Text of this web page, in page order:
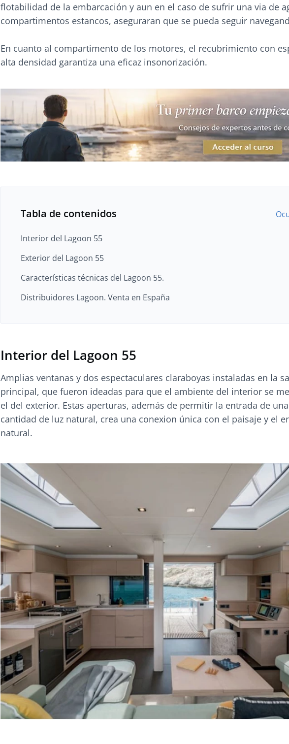
flotabilidad de la embarcación y aun en el caso de sufrir una via de
compartimentos estancos, aseguraran que se pueda seguir
En cuanto al compartimento de los motores, el recubrimiento con
alta densidad garantiza una eficaz insonorización.
Tabla de contenidos
Interior del Lagoon 55
Exterior del Lagoon 55
Características técnicas del Lagoon 55.
Distribuidores Lagoon. Venta en España
Interior del Lagoon 55
Amplias ventanas y dos espectaculares claraboyas instaladas en la
principal, que fueron ideadas para que el ambiente del interior se
el del exterior. Estas aperturas, además de permitir la entrada de
cantidad de luz natural, crea una conexion única con el paisaje y el
natural.